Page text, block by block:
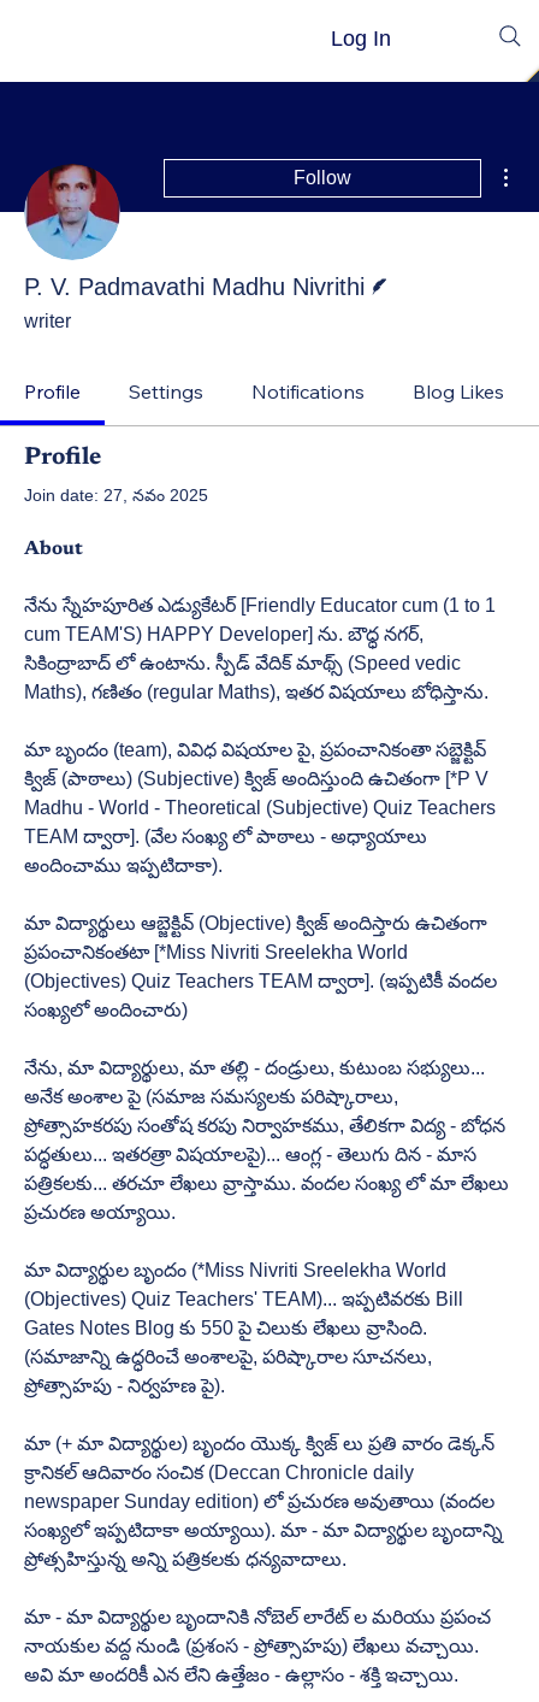
Log In
Follow
P. V. Padmavathi Madhu Nivrithi
writer
Profile Settings Notifications Blog Likes
Profile
Join date: 27, నవం 2025
About
నేను స్నేహపూరిత ఎడ్యుకేటర్ [Friendly Educator cum (1 to 1
cum TEAM'S) HAPPY Developer] ను. బౌధ్ధ నగర్,
సికింద్రాబాద్ లో ఉంటాను. స్పీడ్ వేదిక్ మాథ్స్ (Speed vedic
Maths), గణితం (regular Maths), ఇతర విషయాలు బోధిస్తాను.
మా బృందం (team), వివిధ విషయాల పై, ప్రపంచానికంతా సబ్జెక్టివ్
క్విజ్ (పాఠాలు) (Subjective) క్విజ్ అందిస్తుంది ఉచితంగా [*P V
Madhu - World - Theoretical (Subjective) Quiz Teachers
TEAM ద్వారా]. (వేల సంఖ్య లో పాఠాలు - అధ్యాయాలు
అందించాము ఇప్పటిదాకా).
మా విద్యార్థులు ఆబ్జెక్టివ్ (Objective) క్విజ్ అందిస్తారు ఉచితంగా
ప్రపంచానికంతటా [*Miss Nivriti Sreelekha World
(Objectives) Quiz Teachers TEAM ద్వారా]. (ఇప్పటికీ వందల
సంఖ్యలో అందించారు)
నేను, మా విద్యార్థులు, మా తల్లి - దండ్రులు, కుటుంబ సభ్యులు...
అనేక అంశాల పై (సమాజ సమస్యలకు పరిష్కారాలు,
ప్రోత్సాహకరపు సంతోష కరపు నిర్వాహకము, తేలికగా విద్య - బోధన
పద్ధతులు... ఇతరత్రా విషయాలపై)... ఆంగ్ల - తెలుగు దిన - మాస
పత్రికలకు... తరచూ లేఖలు వ్రాస్తాము. వందల సంఖ్య లో మా లేఖలు
ప్రచురణ అయ్యాయి.
మా విద్యార్థుల బృందం (*Miss Nivriti Sreelekha World
(Objectives) Quiz Teachers' TEAM)... ఇప్పటివరకు Bill
Gates Notes Blog కు 550 పై చిలుకు లేఖలు వ్రాసింది.
(సమాజాన్ని ఉద్ధరించే అంశాలపై, పరిష్కారాల సూచనలు,
ప్రోత్సాహపు - నిర్వహణ పై).
మా (+ మా విద్యార్థుల) బృందం యొక్క క్విజ్ లు ప్రతి వారం డెక్కన్
క్రానికల్ ఆదివారం సంచిక (Deccan Chronicle daily
newspaper Sunday edition) లో ప్రచురణ అవుతాయి (వందల
సంఖ్యలో ఇప్పటిదాకా అయ్యాయి). మా - మా విద్యార్థుల బృందాన్ని
ప్రోత్సహిస్తున్న అన్ని పత్రికలకు ధన్యవాదాలు.
మా - మా విద్యార్థుల బృందానికి నోబెల్ లారేట్ ల మరియు ప్రపంచ
నాయకుల వద్ద నుండి (ప్రశంస - ప్రోత్సాహపు) లేఖలు వచ్చాయి.
అవి మా అందరికీ ఎన లేని ఉత్తేజం - ఉల్లాసం - శక్తి ఇచ్చాయి.